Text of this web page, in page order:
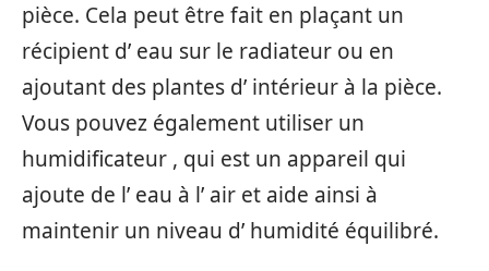
pièce. Cela peut être fait en plaçant un
récipient d’ eau sur le radiateur ou en
ajoutant des plantes d’ intérieur à la pièce.
Vous pouvez également utiliser un
humidificateur , qui est un appareil qui
ajoute de l’ eau à l’ air et aide ainsi à
maintenir un niveau d’ humidité équilibré.